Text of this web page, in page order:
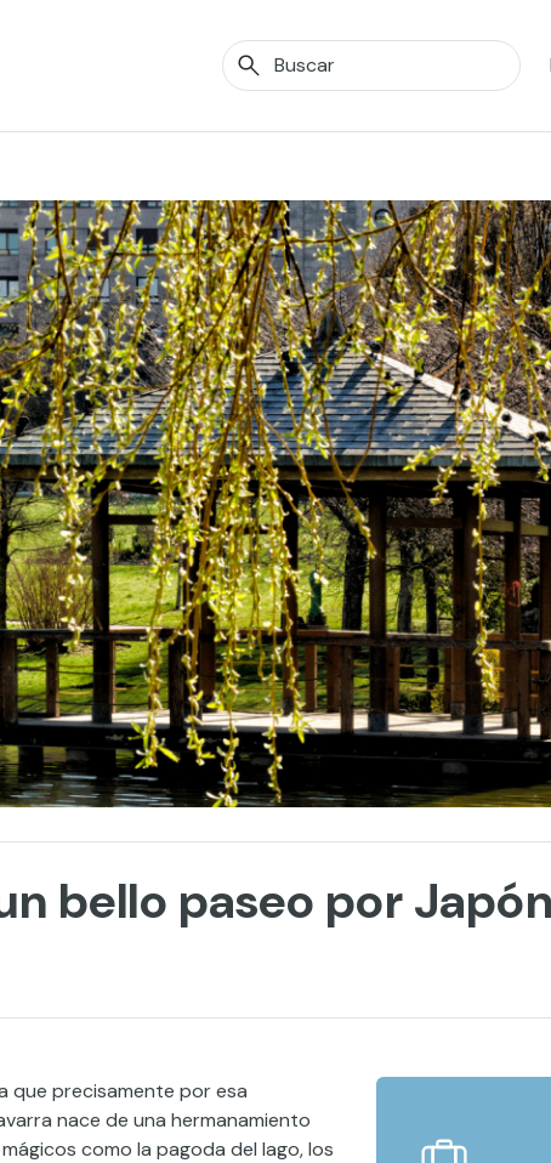
bello paseo por
que precisamente por esa
nace de una hermanamiento
como la pagoda del lago, los